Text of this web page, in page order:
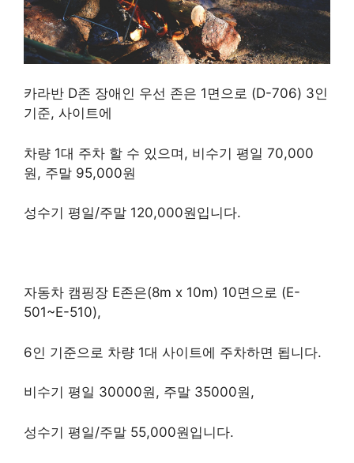
카라반 D존 장애인 우선 존은 1면으로 (D-706) 3인
기준, 사이트에
차량 1대 주차 할 수 있으며, 비수기 평일 70,000
원, 주말 95,000원
성수기 평일/주말 120,000원입니다.
자동차 캠핑장 E존은(8m x 10m) 10면으로 (E-
501~E-510),
6인 기준으로 차량 1대 사이트에 주차하면 됩니다.
비수기 평일 30000원, 주말 35000원,
성수기 평일/주말 55,000원입니다.